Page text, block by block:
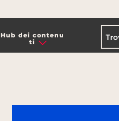
Hub dei contenu
ti